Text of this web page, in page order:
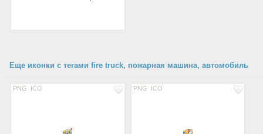
Еще иконки с тегами fire truck, пожарная машина, автомобиль
PNG ICO PNG ICO